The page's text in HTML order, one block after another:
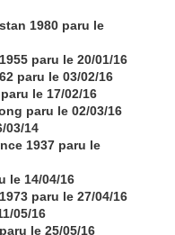
1980 paru le
paru le 20/01/16
paru le 03/02/16
le 17/02/16
paru le 02/03/16
03/14
1937 paru le
le 14/04/16
paru le 27/04/16
05/16
le 25/05/16